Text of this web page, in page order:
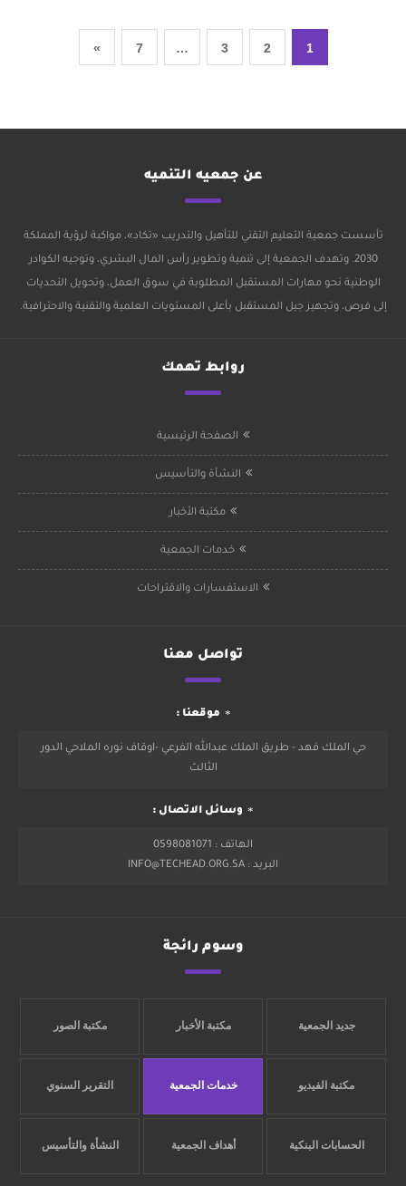
1
2
3
…
7
»
عن جمعيه التنميه
تأسست جمعية التعليم التقني للتأهيل والتدريب «تكاد»، مواكبة لرؤية المملكة
2030. وتهدف الجمعية إلى تنمية وتطوير رأس المال البشري، وتوجيه الكوادر
الوطنية نحو مهارات المستقبل المطلوبة في سوق العمل، وتحويل التحديات
إلى فرص، وتجهيز جيل المستقبل بأعلى المستويات العلمية والتقنية والاحترافية.
روابط تهمك
الصفحة الرئيسية
النشأة والتأسيس
مكتبة الأخبار
خدمات الجمعية
الاستفسارات والاقتراحات
تواصل معنا
موقعنا :
حي الملك فهد - طريق الملك عبدالله الفرعي -اوقاف نوره الملاحي الدور
الثالث
وسائل الاتصال :
الهاتف : 0598081071
البريد : INFO@TECHEAD.ORG.SA
وسوم رائجة
جديد الجمعية مكتبة الأخبار مكتبة الصور
مكتبة الفيديو خدمات الجمعية التقرير السنوي
الحسابات البنكية أهداف الجمعية النشأة والتأسيس